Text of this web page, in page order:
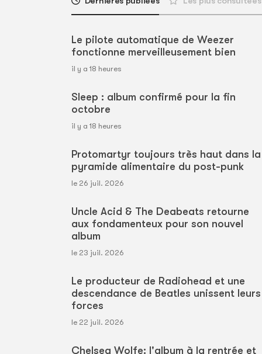
Le pilote automatique de Weezer
fonctionne merveilleusement bien
il y a 18 heures
Sleep : album confirmé pour la fin
octobre
il y a 18 heures
Protomartyr toujours très haut dans la
pyramide alimentaire du post-punk
le 26 juil. 2026
Uncle Acid & The Deabeats retourne
aux fondamenteux pour son nouvel
album
le 23 juil. 2026
Le producteur de Radiohead et une
descendance de Beatles unissent leurs
forces
le 22 juil. 2026
Chelsea Wolfe: l'album à la rentrée et